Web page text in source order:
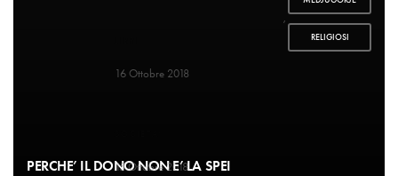
,
RELIGIOSI
PERCHE’ IL DONO NON E’ LA SPEI
16 Ottobre 2018
15 Ottobre 2018